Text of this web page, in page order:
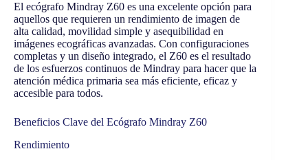
El ecógrafo Mindray Z60 es una excelente opción para
aquellos que requieren un rendimiento de imagen de
alta calidad, movilidad simple y asequibilidad en
imágenes ecográficas avanzadas. Con configuraciones
completas y un diseño integrado, el Z60 es el resultado
de los esfuerzos continuos de Mindray para hacer que la
atención médica primaria sea más eficiente, eficaz y
accesible para todos.
Beneficios Clave del Ecógrafo Mindray Z60
Rendimiento